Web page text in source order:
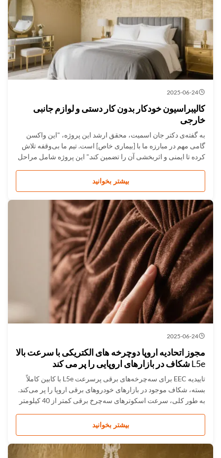
2025-06-24
کالیبراسیون خودکار بدون کار دستی و لوازم جانبی
خارجی
به گفته‌ی دکتر جان اسمیت، محقق ارشد این پروژه، "این واکسن
گامی مهم در مبارزه ما با [بیماری خاص] است. تیم ما بی‌وقفه تلاش
کرده تا ایمنی و اثربخشی آن را تضمین کند." این پروژه شامل مراحل
سازمان‌های بهداشت بین‌المللی و نهادهای نظارتی بود. نتایج ف...
بیشتر بخوانید
2025-06-24
مجوز اتحادیه اروپا دوچرخه های الکتریکی با سرعت بالا
تاییدیه EEC برای سه‌چرخه‌های برقی پرسرعت L5e با کابین کاملاً
بسته، شکاف موجود در بازارهای خودروهای برقی اروپا را پر می‌کند.
به طور کلی، سرعت اسکوترهای سه‌چرخ برقی کمتر از 40 کیلومتر
است، اما گاهی اوقات مردم به حمل و نقل سریع‌تر و راحت‌تری نیاز
دارن...
بیشتر بخوانید